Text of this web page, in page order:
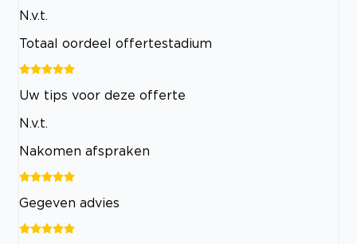
N.v.t.
Totaal oordeel offertestadium
Uw tips voor deze offerte
N.v.t.
Nakomen afspraken
Gegeven advies